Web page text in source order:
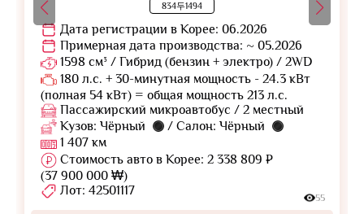
834두1494
Дата регистрации в Корее: 06.2026
Примерная дата производства: ~ 05.2026
1598 см³ / Гибрид (бензин + электро) / 2WD
180 л.с. + 30-минутная мощность - 24.3 кВт
(полная 54 кВт) = общая мощность 213 л.с.
Пассажирский микроавтобус / 2 местный
Кузов: Чёрный
/ Салон: Чёрный
1 407 км
Стоимость авто в Корее: 2 338 809 ₽
(37 900 000 ₩)
Лот: 42501117
55